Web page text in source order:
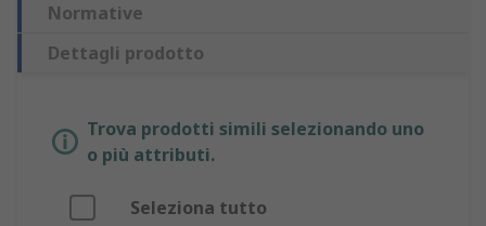
Normative
Dettagli prodotto
Trova prodotti simili selezionando uno
o più attributi.
Seleziona tutto